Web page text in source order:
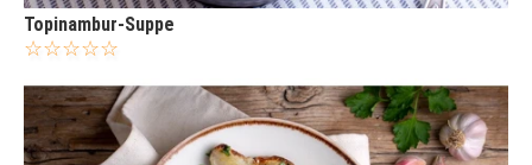
Topinambur-Suppe